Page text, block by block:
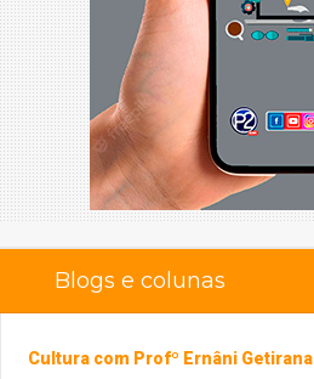
Blogs e colunas
Cultura com Profº Ernâni Getirana